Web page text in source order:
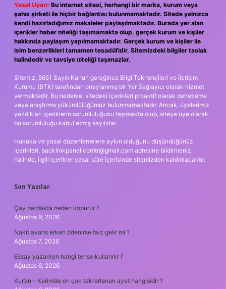
Yasal Uyarı: Bu internet sitesi, herhangi bir marka, kurum veya
şahıs şirketi ile hiçbir bağlantısı bulunmamaktadır. Sitede yalnızca
kendi hazırladığımız makaleler paylaşılmaktadır. Burada yer alan
içerikler haber niteliği taşımamakta olup, gerçek kurum ve kişiler
hakkında paylaşım yapılmamaktadır. Gerçek kurum ve kişiler ile
isim benzerlikleri tamamen tesadüfidir. Sitemizdeki bilgiler taslak
halindedir ve tavsiye niteliği taşımazlar.
Sitemiz, 5651 Sayılı Kanun gereğince Bilgi Teknolojileri ve İletişim
Kurumu (BTK) tarafından onaylanmış bir Yer Sağlayıcı olarak hizmet
vermektedir. Bu nedenle, sitedeki içerikleri proaktif olarak denetleme
veya araştırma yükümlülüğümüz bulunmamaktadır. Ancak, üyelerimiz
yazdıkları içeriklerin sorumluluğunu taşımakta olup, siteye üye olarak
bu sorumluluğu kabul etmiş sayılırlar.
Hukuka ve yasal düzenlemelere aykırı olduğunu düşündüğünüz
içerikleri, backlinkpanelicomtr@gmail.com adresine bildirmeniz
halinde, ilgili içerikler yasal süre içerisinde sitemizden kaldırılacaktır.
Son Yazılar
Çay bardakta neden köpürür ?
Ağustos 9, 2026
Nakit avans erken ödenirse faiz gelir mi ?
Ağustos 7, 2026
Essay yazarken hangi tense kullanılır ?
Ağustos 6, 2026
Kur’an-ı Kerim’de en çok tekrarlanan ayet hangisidir ?